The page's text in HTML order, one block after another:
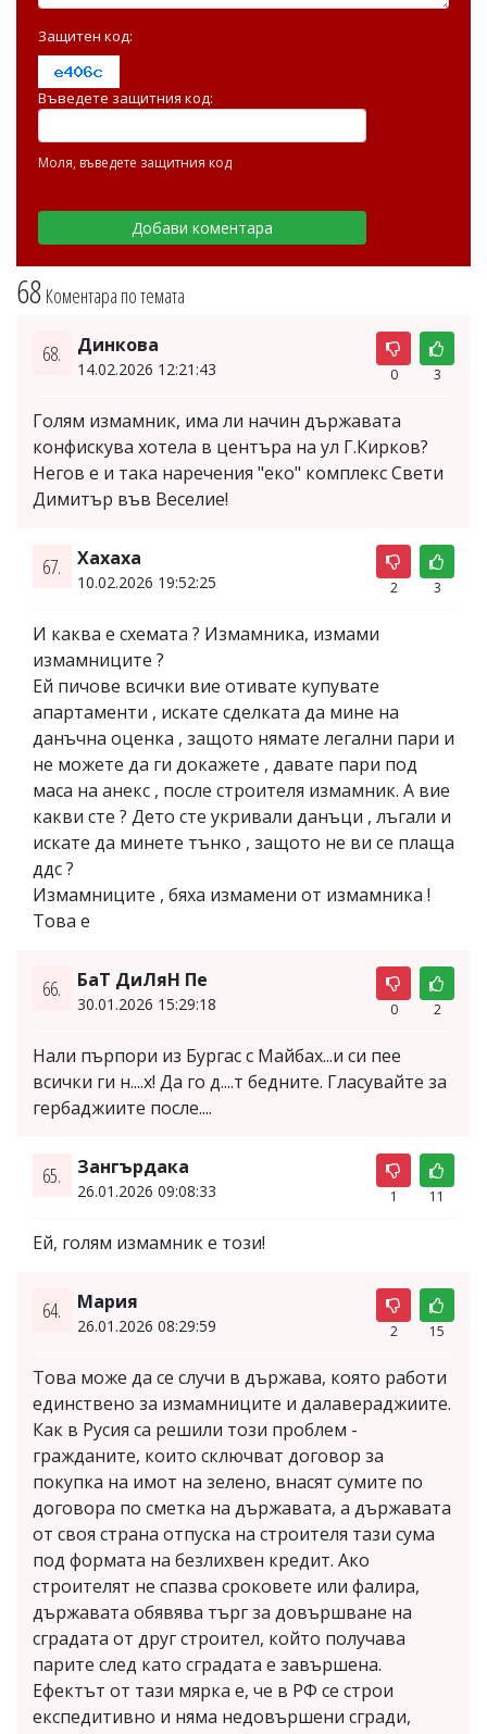
68 Коментара по темата
68. Динкова
14.02.2026 12:21:43 0 3
Голям измамник, има ли начин държавата
конфискува хотела в центъра на ул Г.Кирков?
Негов е и така наречения "еко" комплекс Свети
Димитър във Веселие!
67. Хахаха
10.02.2026 19:52:25 2 3
И каква е схемата ? Измамника, измами
измамниците ?
Ей пичове всички вие отивате купувате
апартаменти , искате сделката да мине на
данъчна оценка , защото нямате легални пари и
не можете да ги докажете , давате пари под
маса на анекс , после строителя измамник. А вие
какви сте ? Дето сте укривали данъци , лъгали и
искате да минете тънко , защото не ви се плаща
ддс ?
Измамниците , бяха измамени от измамника !
Това е
66. БаТ ДиЛяН Пе
30.01.2026 15:29:18 0 2
Нали пърпори из Бургас с Майбах...и си пее
всички ги н....х! Да го д....т бедните. Гласувайте за
гербаджиите после....
65. Зангърдака
26.01.2026 09:08:33 1 11
Ей, голям измамник е този!
64. Мария
26.01.2026 08:29:59 2 15
Това може да се случи в държава, която работи
единствено за измамниците и далавераджиите.
Как в Русия са решили този проблем -
гражданите, които сключват договор за
покупка на имот на зелено, внасят сумите по
договора по сметка на държавата, а държавата
от своя страна отпуска на строителя тази сума
под формата на безлихвен кредит. Ако
строителят не спазва сроковете или фалира,
държавата обявява търг за довършване на
сградата от друг строител, който получава
парите след като сградата е завършена.
Ефектът от тази мярка е, че в РФ се строи
експедитивно и няма недовършени сгради,
Защитен код:
Въведете защитния код:
Моля, въведете защитния код